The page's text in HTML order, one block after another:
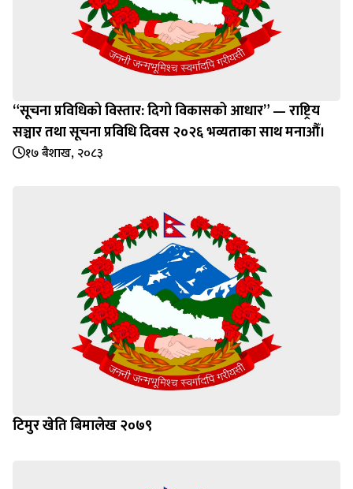
“सूचना प्रविधिको विस्तार: दिगो विकासको आधार” — राष्ट्रिय
सञ्चार तथा सूचना प्रविधि दिवस २०२६ भव्यताका साथ मनाऔँ।
१७ बैशाख, २०८३
टिमुर खेति बिमालेख २०७९